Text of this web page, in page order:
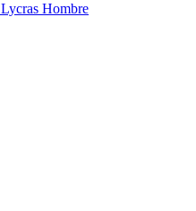
Lycras Hombre